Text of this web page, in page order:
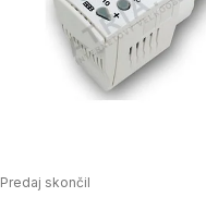
Predaj skončil